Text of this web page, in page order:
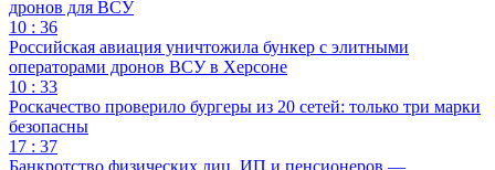
дронов для ВСУ
10 : 36
Российская авиация уничтожила бункер с элитными
операторами дронов ВСУ в Херсоне
10 : 33
Роскачество проверило бургеры из 20 сетей: только три марки
безопасны
17 : 37
Банкротство физических лиц, ИП и пенсионеров —